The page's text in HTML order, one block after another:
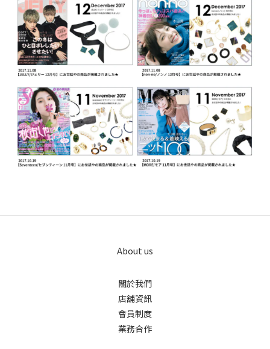
About us
關於我們
店舖資訊
會員制度
業務合作